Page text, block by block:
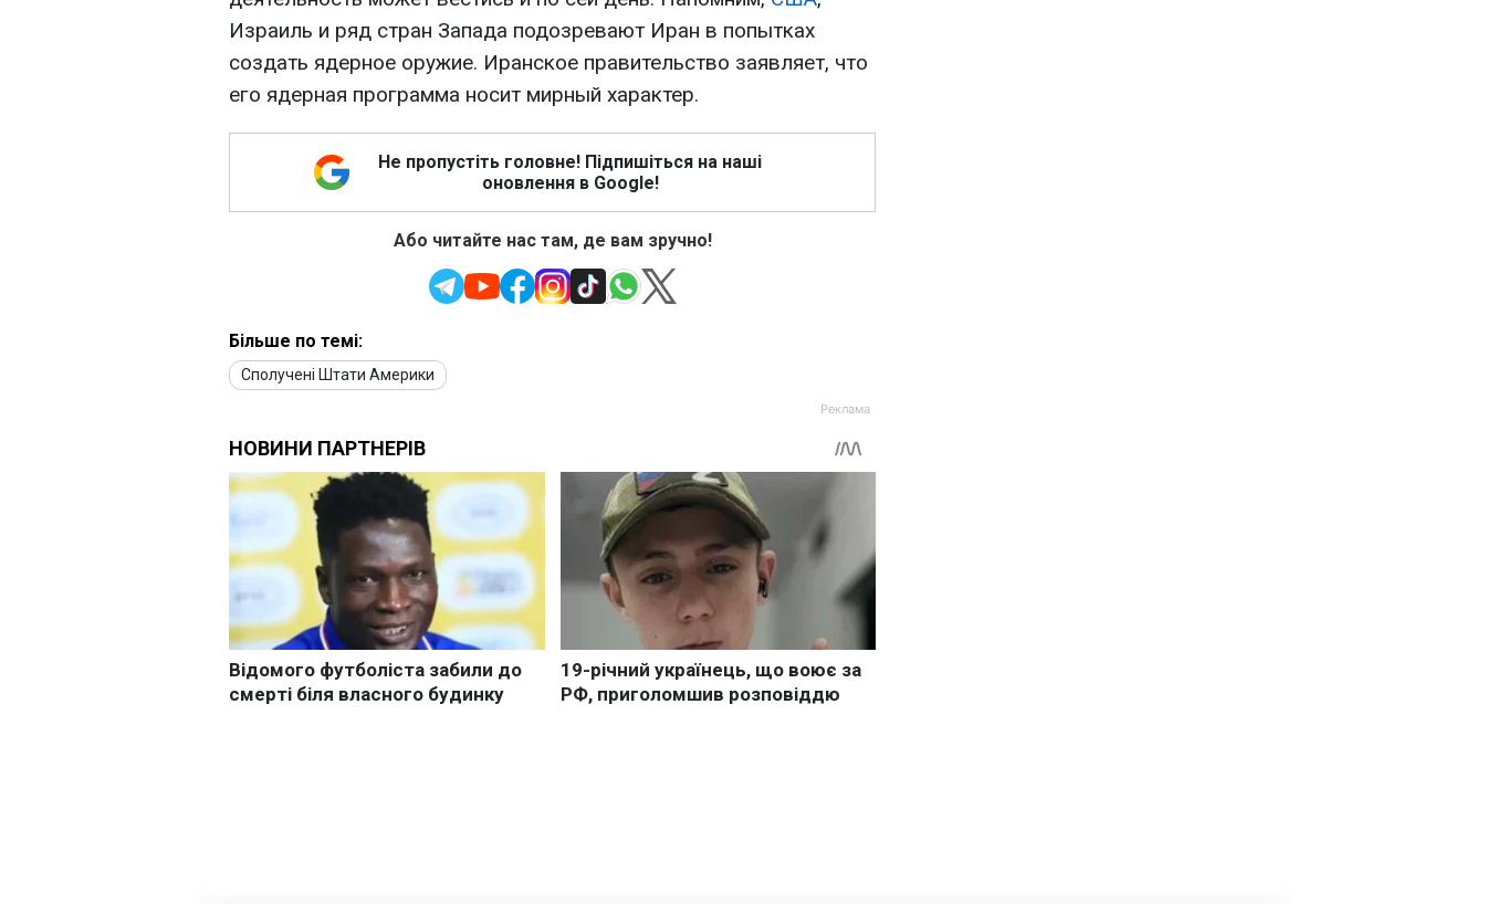
Израиль и ряд стран Запада подозревают Иран в попытках
создать ядерное оружие. Иранское правительство заявляет, что
его ядерная программа носит мирный характер.
Не пропустіть головне! Підпишіться на наші
оновлення в Google!
Або читайте нас там, де вам зручно!
Більше по темі:
Сполучені Штати Америки